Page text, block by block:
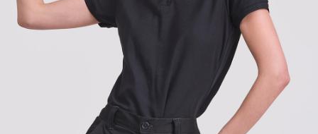
Cancelar Crear lista de Favoritos
Iniciar sesión